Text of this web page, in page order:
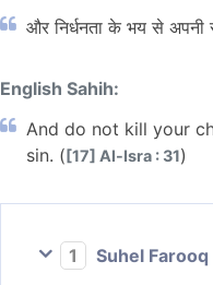
और निर्धनता के भय से अपनी
English Sahih:
And do not kill your
sin. ([17] Al-Isra : 31)
1
Suhel